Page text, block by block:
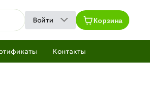
Войти Корзина
Контакты